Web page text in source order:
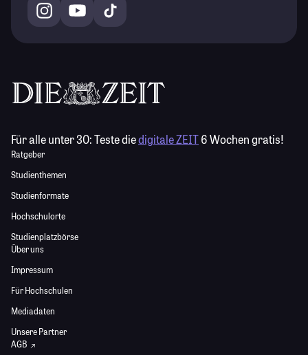
Für alle unter 30:Teste diedigitale ZEIT6 Wochen gratis!
Ratgeber
Studienthemen
Studienformate
Hochschulorte
Studienplatzbörse
Über uns
Impressum
Für Hochschulen
Mediadaten
Unsere Partner
AGB